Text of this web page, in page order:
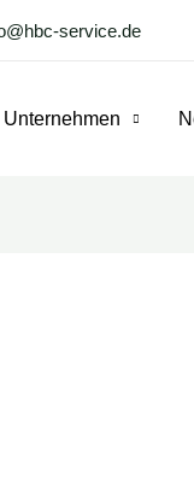
service.de
Unternehmen